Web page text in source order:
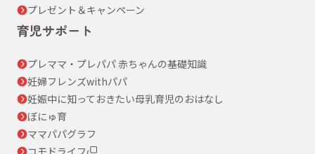
プレゼント＆キャンペーン
育児サポート
プレママ・プレパパ 赤ちゃんの基礎知識
妊婦フレンズwithパパ
妊娠中に知っておきたい母乳育児のおはなし
ぼにゅ育
ママパパグラフ
コモドライフ